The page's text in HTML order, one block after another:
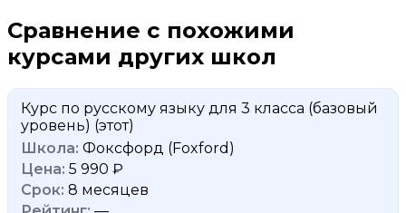
Сравнение с похожими
курсами других школ
Курс по русскому языку для 3 класса (базовый
уровень) (этот)
Фоксфорд (Foxford)
5 990 ₽
8 месяцев